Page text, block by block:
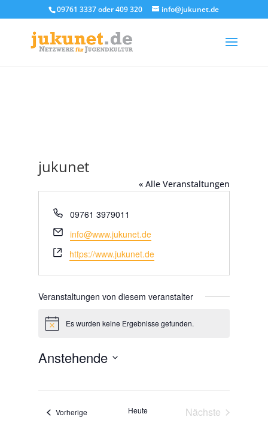
09761 3337 oder 409 320 info@jukunet.de
jukunet
« Alle Veranstaltungen
Telefon
09761 3979011
Email
info@www.jukunet.de
Webseite
https://www.jukunet.de
Veranstaltungen von diesem veranstalter
HinweisEs wurden keine Ergebnisse gefunden.
Anstehende
Vorherige Veranstaltungen
Heute
Nächste